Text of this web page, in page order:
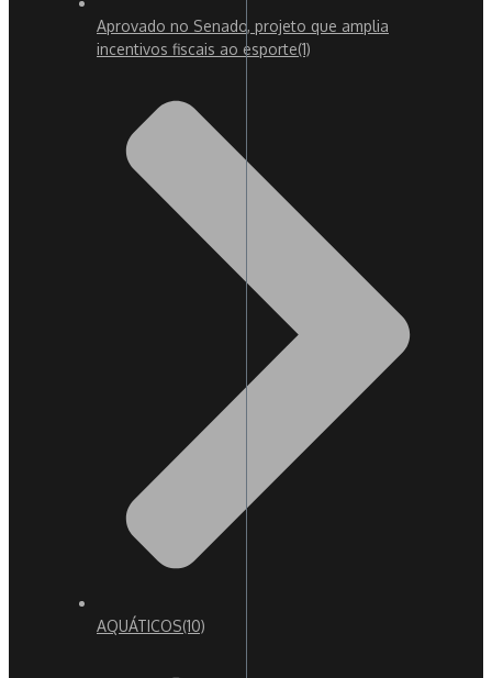
Aprovado no Senado, projeto que amplia
incentivos fiscais ao esporte(1)
AQUÁTICOS(10)